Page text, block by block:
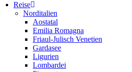
Reise
Norditalien
Aostatal
Emilia Romagna
Friaul-Julisch Venetien
Gardasee
Ligurien
Lombardei